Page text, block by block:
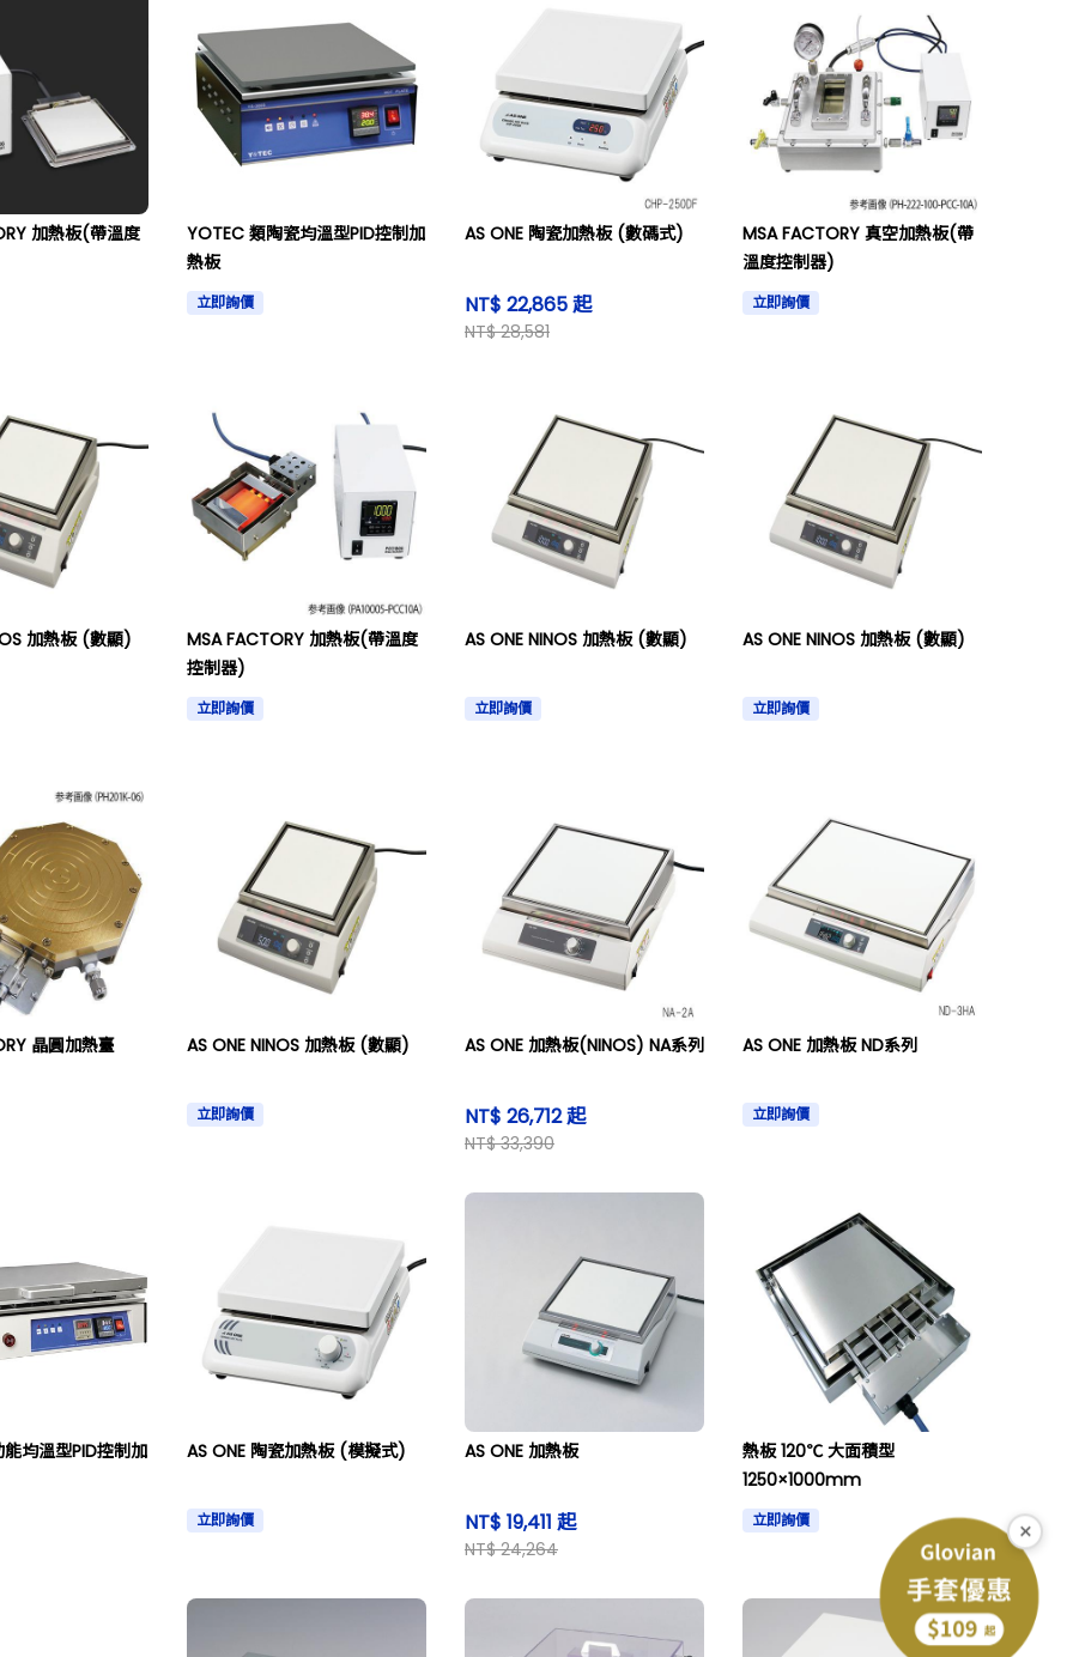
加熱板(帶溫度
YOTEC 類陶瓷均溫型PID控制加
熱板
立即詢價
AS ONE 陶瓷加熱板 (數碼式)
NT$ 22,865 起
NT$ 28,581
MSA FACTORY 真空加熱板(帶
溫度控制器)
立即詢價
加熱板 (數顯)
MSA FACTORY 加熱板(帶溫度
控制器)
立即詢價
AS ONE NINOS 加熱板 (數顯)
立即詢價
AS ONE NINOS 加熱板 (數顯)
立即詢價
晶圓加熱臺 AS ONE NINOS 加熱板 (數顯)
立即詢價
AS ONE 加熱板(NINOS) NA系列
NT$ 26,712 起
NT$ 33,390
AS ONE 加熱板 ND系列
立即詢價
均溫型PID控制加 AS ONE 陶瓷加熱板 (模擬式)
立即詢價
AS ONE 加熱板
NT$ 19,411 起
NT$ 24,264
熱板 120℃ 大面積型
1250×1000mm
立即詢價 ×